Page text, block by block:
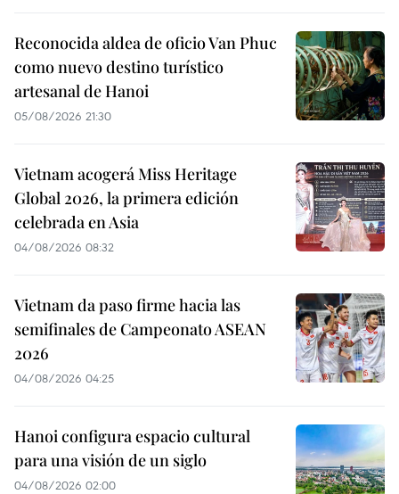
Reconocida aldea de oficio Van Phuc
como nuevo destino turístico
artesanal de Hanoi
05/08/2026 21:30
Vietnam acogerá Miss Heritage
Global 2026, la primera edición
celebrada en Asia
04/08/2026 08:32
Vietnam da paso firme hacia las
semifinales de Campeonato ASEAN
2026
04/08/2026 04:25
Hanoi configura espacio cultural
para una visión de un siglo
04/08/2026 02:00